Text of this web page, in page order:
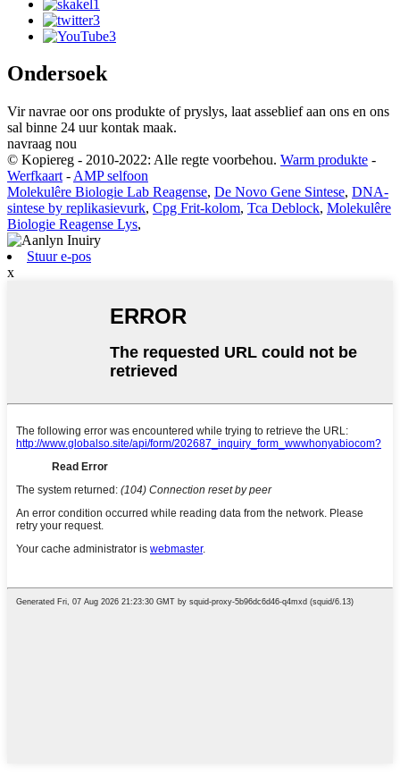
Ondersoek
Vir navrae oor ons produkte of pryslys, laat asseblief aan ons en ons
sal binne 24 uur kontak maak.
navraag nou
© Kopiereg - 2010-2022: Alle regte voorbehou. Warm produkte -
Werfkaart - AMP selfoon
Molekulêre Biologie Lab Reagense, De Novo Gene Sintese, DNA-
sintese by replikasievurk, Cpg Frit-kolom, Tca Deblock, Molekulêre
Biologie Reagense Lys,
Stuur e-pos
x